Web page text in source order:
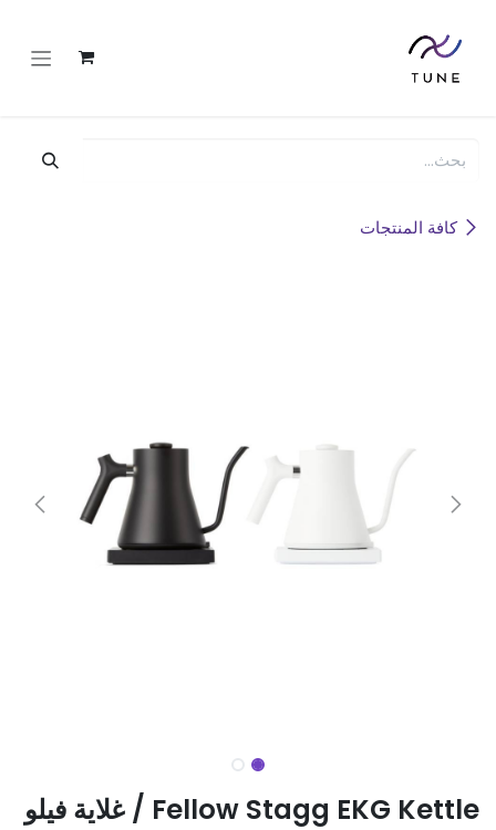
كافة المنتجات
Fellow Stagg EKG Kettle / غلاية فيلو